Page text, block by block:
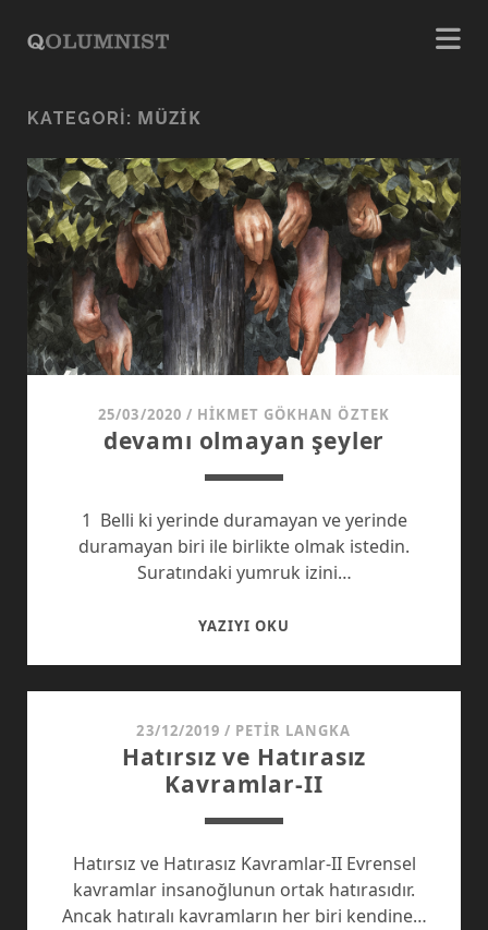
KATEGORI: MÜZIK
25/03/2020 / HIKMET GÖKHAN ÖZTEK
devamı olmayan şeyler
1 Belli ki yerinde duramayan ve yerinde
duramayan biri ile birlikte olmak istedin.
Suratındaki yumruk izini…
YAZIYI OKU
23/12/2019 / PETIR LANGKA
Hatırsız ve Hatırasız
Kavramlar-II
Hatırsız ve Hatırasız Kavramlar-II Evrensel
kavramlar insanoğlunun ortak hatırasıdır.
Ancak hatıralı kavramların her biri kendine…